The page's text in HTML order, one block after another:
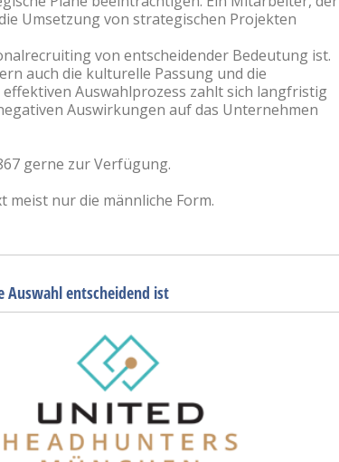
Umsetzung von strategischen Projekten
von entscheidender Bedeutung ist.
auch die kulturelle Passung und die
Auswahlprozess zahlt sich langfristig
Auswirkungen auf das Unternehmen
gerne zur Verfügung.
meist nur die männliche Form.
Auswahl entscheidend ist